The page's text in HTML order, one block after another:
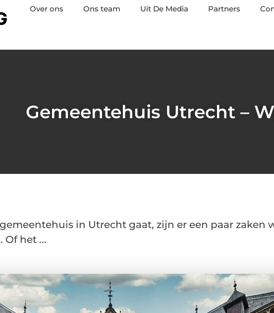
Over ons Ons team Uit De Media Partners
Gemeentehuis Utrecht –
in Utrecht gaat, zijn er een paar zaken
Of het ...